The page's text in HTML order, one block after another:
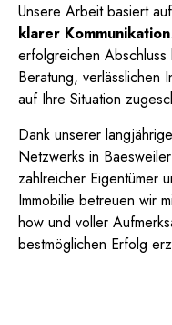
Unsere Arbeit basiert auf
klarer Kommunikation
erfolgreichen
Beratung, verlässlichen
auf Ihre Situation
Dank unserer
Netzwerks in
zahlreicher Eigentümer
Immobilie betreuen wir
how und voller
bestmöglichen Erfolg